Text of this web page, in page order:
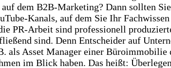
dem B2B-Marketing? Dann sollten
Kanals, auf dem Sie Ihr
PR-Arbeit sind professionell
sind. Denn Entscheider auf
als Asset Manager einer
im Blick haben. Das heißt: